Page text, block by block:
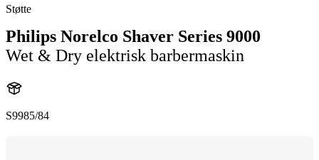
Støtte
Philips Norelco Shaver Series 9000
Wet & Dry elektrisk barbermaskin
S9985/84